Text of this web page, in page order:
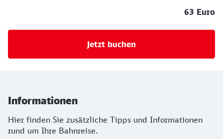
63 Euro
Jetzt buchen
Informationen
Hier finden Sie zusätzliche Tipps und Informationen
rund um Ihre Bahnreise.